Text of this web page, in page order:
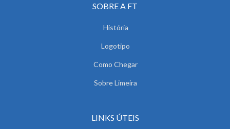
SOBRE A FT
História
Logotipo
Como Chegar
Sobre Limeira
LINKS ÚTEIS